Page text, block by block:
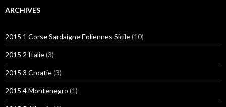
ARCHIVES
2015 1 Corse Sardaigne Eoliennes Sicile(10)
2015 2 Italie(3)
2015 3 Croatie(3)
2015 4 Montenegro (1)